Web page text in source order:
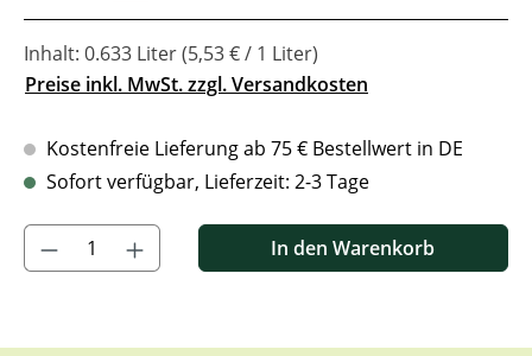
Inhalt: 0.633 Liter(5,53 € / 1 Liter)
Preise inkl. MwSt. zzgl. Versandkosten
Kostenfreie Lieferung ab 75 € Bestellwert in DE
Sofort verfügbar, Lieferzeit: 2-3 Tage
Produkt Anzahl: Gib den gewünschten Wert ein oder benutze
In den Warenkorb